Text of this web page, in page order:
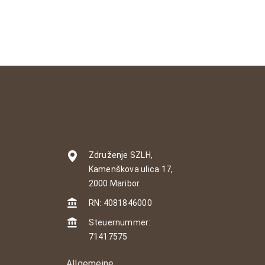
Združenje SZLH,
Kamenškova ulica 17,
2000 Maribor
RN: 4081846000
Steuernummer:
71417575